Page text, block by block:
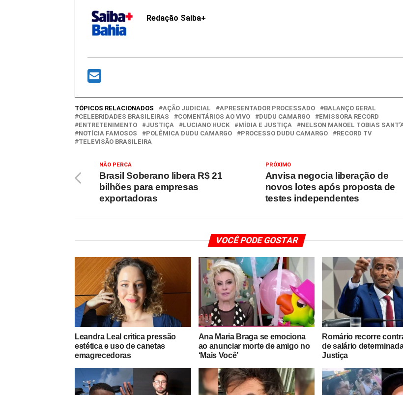
Redação Saiba+
TÓPICOS RELACIONADOS AÇÃO JUDICIAL APRESENTADOR PROCESSADO
BALANÇO GERAL
CELEBRIDADES BRASILEIRAS
COMENTÁRIOS AO VIVO DUDU CAMARGO
EMISSORA RECORD
ENTRETENIMENTO
JUSTIÇA LUCIANO HUCK MÍDIA E JUSTIÇA
NELSON MANOEL TOBIAS
NOTÍCIA FAMOSOS
POLÊMICA DUDU CAMARGO PROCESSO DUDU CAMARGO
RECORD TV
TELEVISÃO BRASILEIRA
PRÓXIMO
Anvisa negocia liberação de
novos lotes após proposta de
testes independentes
NÃO PERCA
Brasil Soberano libera R$ 21
bilhões para empresas
exportadoras
VOCÊ PODE GOSTAR
Leandra Leal critica pressão
estética e uso de canetas
emagrecedoras
Ana Maria Braga se emociona
ao anunciar morte de amigo no
‘Mais Você’
Romário recorre
de salário
Justiça